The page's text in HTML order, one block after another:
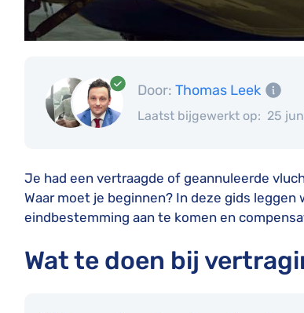
Door: Thomas Leek
Laatst bijgewerkt op: 25
Je had een vertraagde of geannuleerde
Waar moet je beginnen? In deze gids
eindbestemming aan te komen en
Wat te doen bij